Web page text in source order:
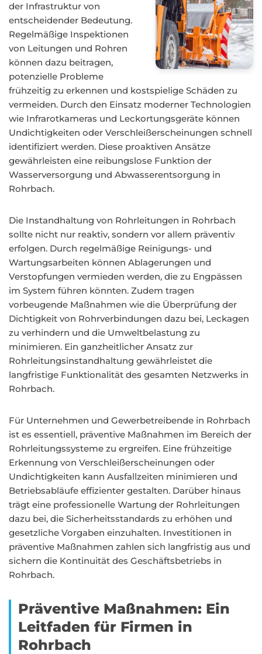
der Infrastruktur von
entscheidender Bedeutung.
Regelmäßige Inspektionen
von Leitungen und Rohren
können dazu beitragen,
potenzielle Probleme
frühzeitig zu erkennen und kostspielige Schäden zu
vermeiden. Durch den Einsatz moderner Technologien
wie Infrarotkameras und Leckortungsgeräte können
Undichtigkeiten oder Verschleißerscheinungen schnell
identifiziert werden. Diese proaktiven Ansätze
gewährleisten eine reibungslose Funktion der
Wasserversorgung und Abwasserentsorgung in
Rohrbach.
Die Instandhaltung von Rohrleitungen in Rohrbach
sollte nicht nur reaktiv, sondern vor allem präventiv
erfolgen. Durch regelmäßige Reinigungs- und
Wartungsarbeiten können Ablagerungen und
Verstopfungen vermieden werden, die zu Engpässen
im System führen könnten. Zudem tragen
vorbeugende Maßnahmen wie die Überprüfung der
Dichtigkeit von Rohrverbindungen dazu bei, Leckagen
zu verhindern und die Umweltbelastung zu
minimieren. Ein ganzheitlicher Ansatz zur
Rohrleitungsinstandhaltung gewährleistet die
langfristige Funktionalität des gesamten Netzwerks in
Rohrbach.
Für Unternehmen und Gewerbetreibende in Rohrbach
ist es essentiell, präventive Maßnahmen im Bereich der
Rohrleitungssysteme zu ergreifen. Eine frühzeitige
Erkennung von Verschleißerscheinungen oder
Undichtigkeiten kann Ausfallzeiten minimieren und
Betriebsabläufe effizienter gestalten. Darüber hinaus
trägt eine professionelle Wartung der Rohrleitungen
dazu bei, die Sicherheitsstandards zu erhöhen und
gesetzliche Vorgaben einzuhalten. Investitionen in
präventive Maßnahmen zahlen sich langfristig aus und
sichern die Kontinuität des Geschäftsbetriebs in
Rohrbach.
Präventive Maßnahmen: Ein
Leitfaden für Firmen in
Rohrbach